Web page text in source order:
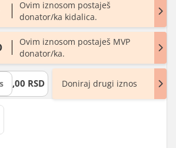
Ovim iznosom postaješ
donator/ka kidalica.
Ovim iznosom postaješ MVP
donator/ka.
,00 RSD Doniraj drugi iznos